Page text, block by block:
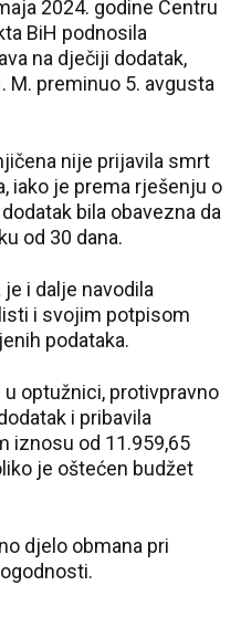
2024. godine Centru
BiH podnosila
na dječiji dodatak,
M. preminuo 5. avgusta
nije prijavila smrt
iako je prema rješenju o
bila obavezna da
od 30 dana.
i dalje navodila
i svojim potpisom
podataka.
u optužnici, protivpravno
i pribavila
iznosu od 11.959,65
je oštećen budžet
djelo obmana pri